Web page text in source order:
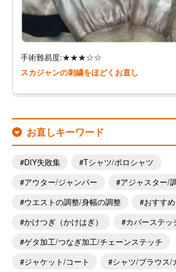
手術難易度:★★★☆☆
スカジャンの刺繍をほどくお直し
お直しキーワード
DIY失敗集
Tシャツ/ポロシャツ
アウター/ジャンパー
アジャスター/
ウエストの調整/身幅の調整
おすす
かけつぎ（かけはぎ）
カバーステッ
ゲタ加工/つなぎ加工/チェーンステッチ
ジャケット/コート
シャツ/ブラウス/